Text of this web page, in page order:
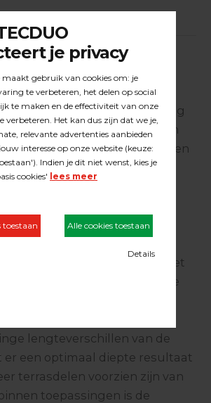
is uit een een tynex
daarin een polijstkorrel
borstel is ongelijkmatig
speciaal geconstrueerd om
en andere oneffenheden
heeft vele functies en
is zowel droog als nat te
soorten ondergronden.
uitermate geschikt voor het
in combinatie met de
lengteverschillen van de
er een optimaal diepte resultaat
terrasdelen voorzien zijn van
toepassingen is de